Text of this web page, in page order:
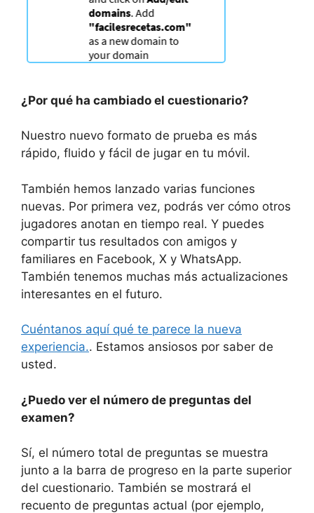
¿Por qué ha cambiado el cuestionario?
Nuestro nuevo formato de prueba es más
rápido, fluido y fácil de jugar en tu móvil.
También hemos lanzado varias funciones
nuevas. Por primera vez, podrás ver cómo otros
jugadores anotan en tiempo real. Y puedes
compartir tus resultados con amigos y
familiares en Facebook, X y WhatsApp.
También tenemos muchas más actualizaciones
interesantes en el futuro.
Cuéntanos aquí qué te parece la nueva
experiencia.. Estamos ansiosos por saber de
usted.
¿Puedo ver el número de preguntas del
examen?
Sí, el número total de preguntas se muestra
junto a la barra de progreso en la parte superior
del cuestionario. También se mostrará el
recuento de preguntas actual (por ejemplo,